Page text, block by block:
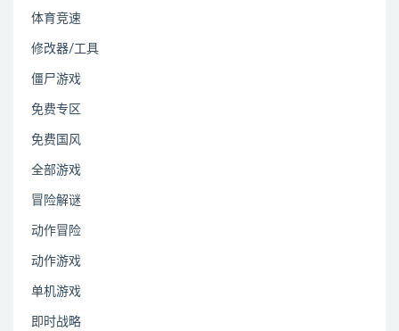
体育竞速
修改器/工具
僵尸游戏
免费专区
免费国风
全部游戏
冒险解谜
动作冒险
动作游戏
单机游戏
即时战略